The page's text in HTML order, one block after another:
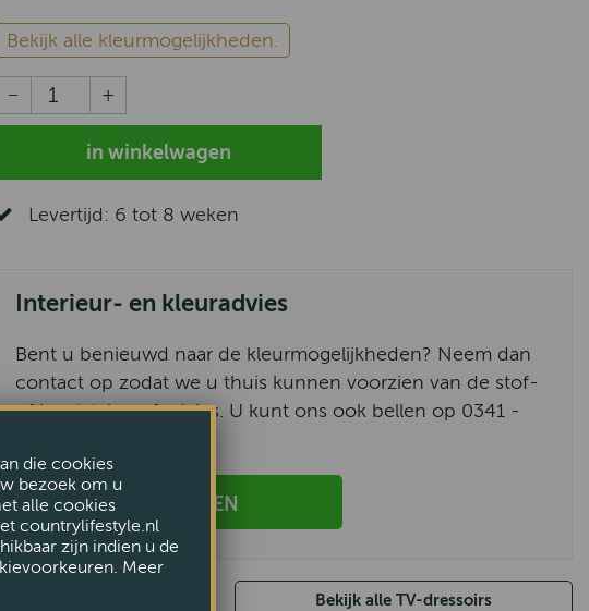
Bekijk alle kleurmogelijkheden.
Levertijd: 6 tot 8 weken
Interieur- en kleuradvies
Bent u benieuwd naar de kleurmogelijkheden? Neem dan
contact op zodat we u thuis kunnen voorzien van de stof-
of houtstalen of advies. U kunt ons ook bellen op 0341 -
AANVRAGEN
Bekijk alle TV-dressoirs
die cookies
bezoek om u
alle cookies
countrylifestyle.nl
zijn indien u de
Meer